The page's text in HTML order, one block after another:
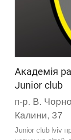
Академія
Junior club
п-р. В.
Калини, 37
Junior club lviv